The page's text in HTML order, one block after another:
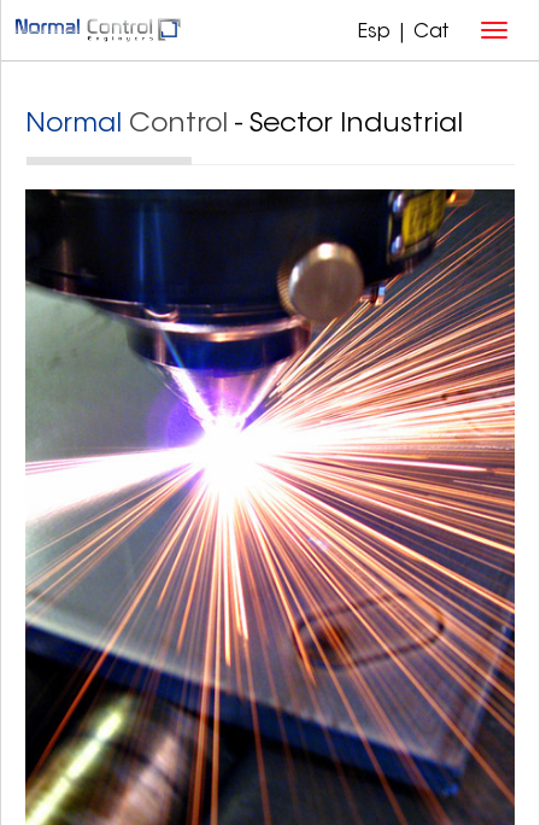
Esp Cat
Normal Control - Sector Industrial